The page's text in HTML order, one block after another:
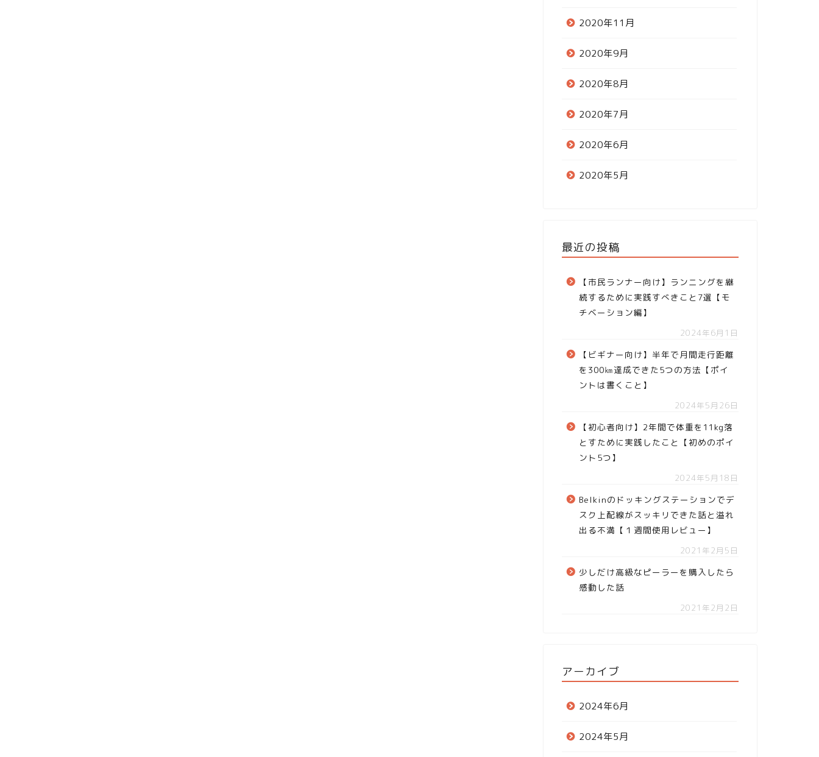
2020年11月
2020年9月
2020年8月
2020年7月
2020年6月
2020年5月
最近の投稿
【市民ランナー向け】ランニングを継
続するために実践すべきこと7選【モ
チベーション編】
2024年6月1日
【ビギナー向け】半年で月間走行距離
を300㎞達成できた5つの方法【ポイ
ントは書くこと】
2024年5月26日
【初心者向け】2年間で体重を11kg落
とすために実践したこと【初めのポイ
ント5つ】
2024年5月18日
Belkinのドッキングステーションでデ
スク上配線がスッキリできた話と溢れ
出る不満【１週間使用レビュー】
2021年2月5日
少しだけ高級なピーラーを購入したら
感動した話
2021年2月2日
アーカイブ
2024年6月
2024年5月